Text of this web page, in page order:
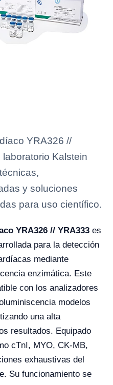
YRA326 //
Kalstein
y soluciones
para uso científico.
YRA326 // YRA333 es
para la detección
mediante
enzimática. Este
con los analizadores
modelos
una alta
resultados. Equipado
cTnI, MYO, CK-MB,
exhaustivas del
Su funcionamiento se